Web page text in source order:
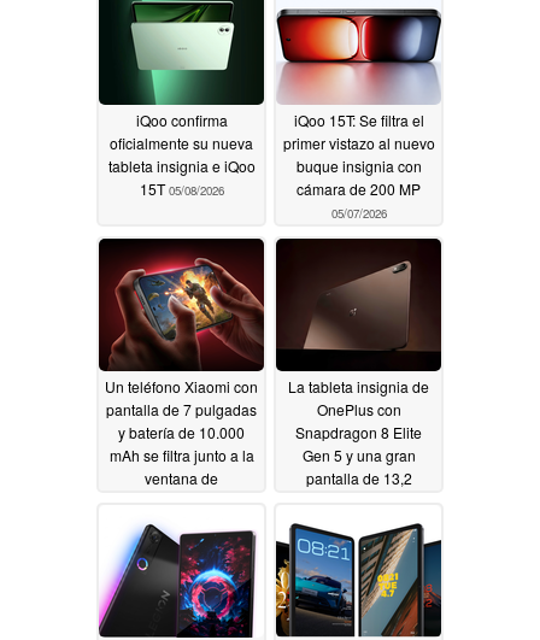
iQoo confirma
oficialmente su nueva
tableta insignia e iQoo
15T05/08/2026
iQoo 15T: Se filtra el
primer vistazo al nuevo
buque insignia con
cámara de 200 MP
05/07/2026
Un teléfono Xiaomi con
pantalla de 7 pulgadas
y batería de 10.000
mAh se filtra junto a la
ventana de
La tableta insignia de
OnePlus con
Snapdragon 8 Elite
Gen 5 y una gran
pantalla de 13,2
disponible en la India
05/06/2026